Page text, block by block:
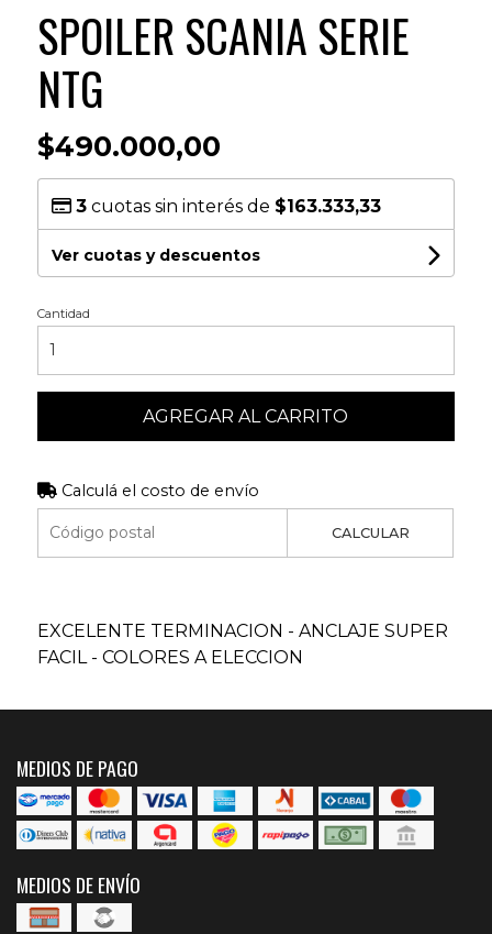
SPOILER SCANIA SERIE
NTG
$490.000,00
3cuotas sin interés de $163.333,33
Ver cuotas y descuentos
Cantidad
AGREGAR AL CARRITO
Calculá el costo de envío
CALCULAR
EXCELENTE TERMINACION - ANCLAJE SUPER
FACIL - COLORES A ELECCION
MEDIOS DE PAGO
MEDIOS DE ENVÍO